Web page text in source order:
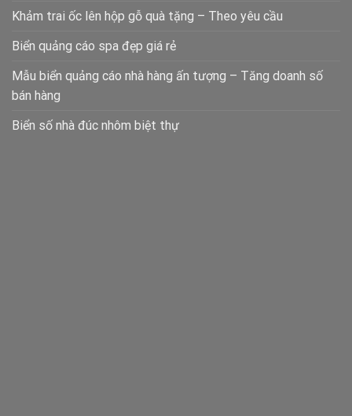
Khảm trai ốc lên hộp gỗ quà tặng – Theo yêu cầu
Biển quảng cáo spa đẹp giá rẻ
Mẫu biển quảng cáo nhà hàng ấn tượng – Tăng doanh số
bán hàng
Biển số nhà đúc nhôm biệt thự